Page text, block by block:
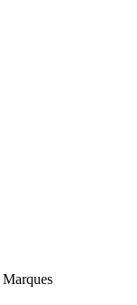
Marques